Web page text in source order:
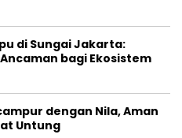
di Sungai Jakarta:
bagi Ekosistem
dengan Nila, Aman
Untung